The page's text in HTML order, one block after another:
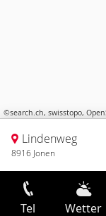
©search.ch, swisstopo,
Lindenweg
8916 Jonen
Tel Wetter